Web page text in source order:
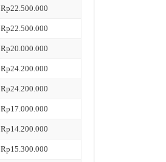
Rp22.500.000
Rp22.500.000
Rp20.000.000
Rp24.200.000
Rp24.200.000
Rp17.000.000
Rp14.200.000
Rp15.300.000